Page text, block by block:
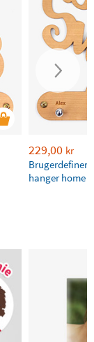
229,00 kr
hanger home